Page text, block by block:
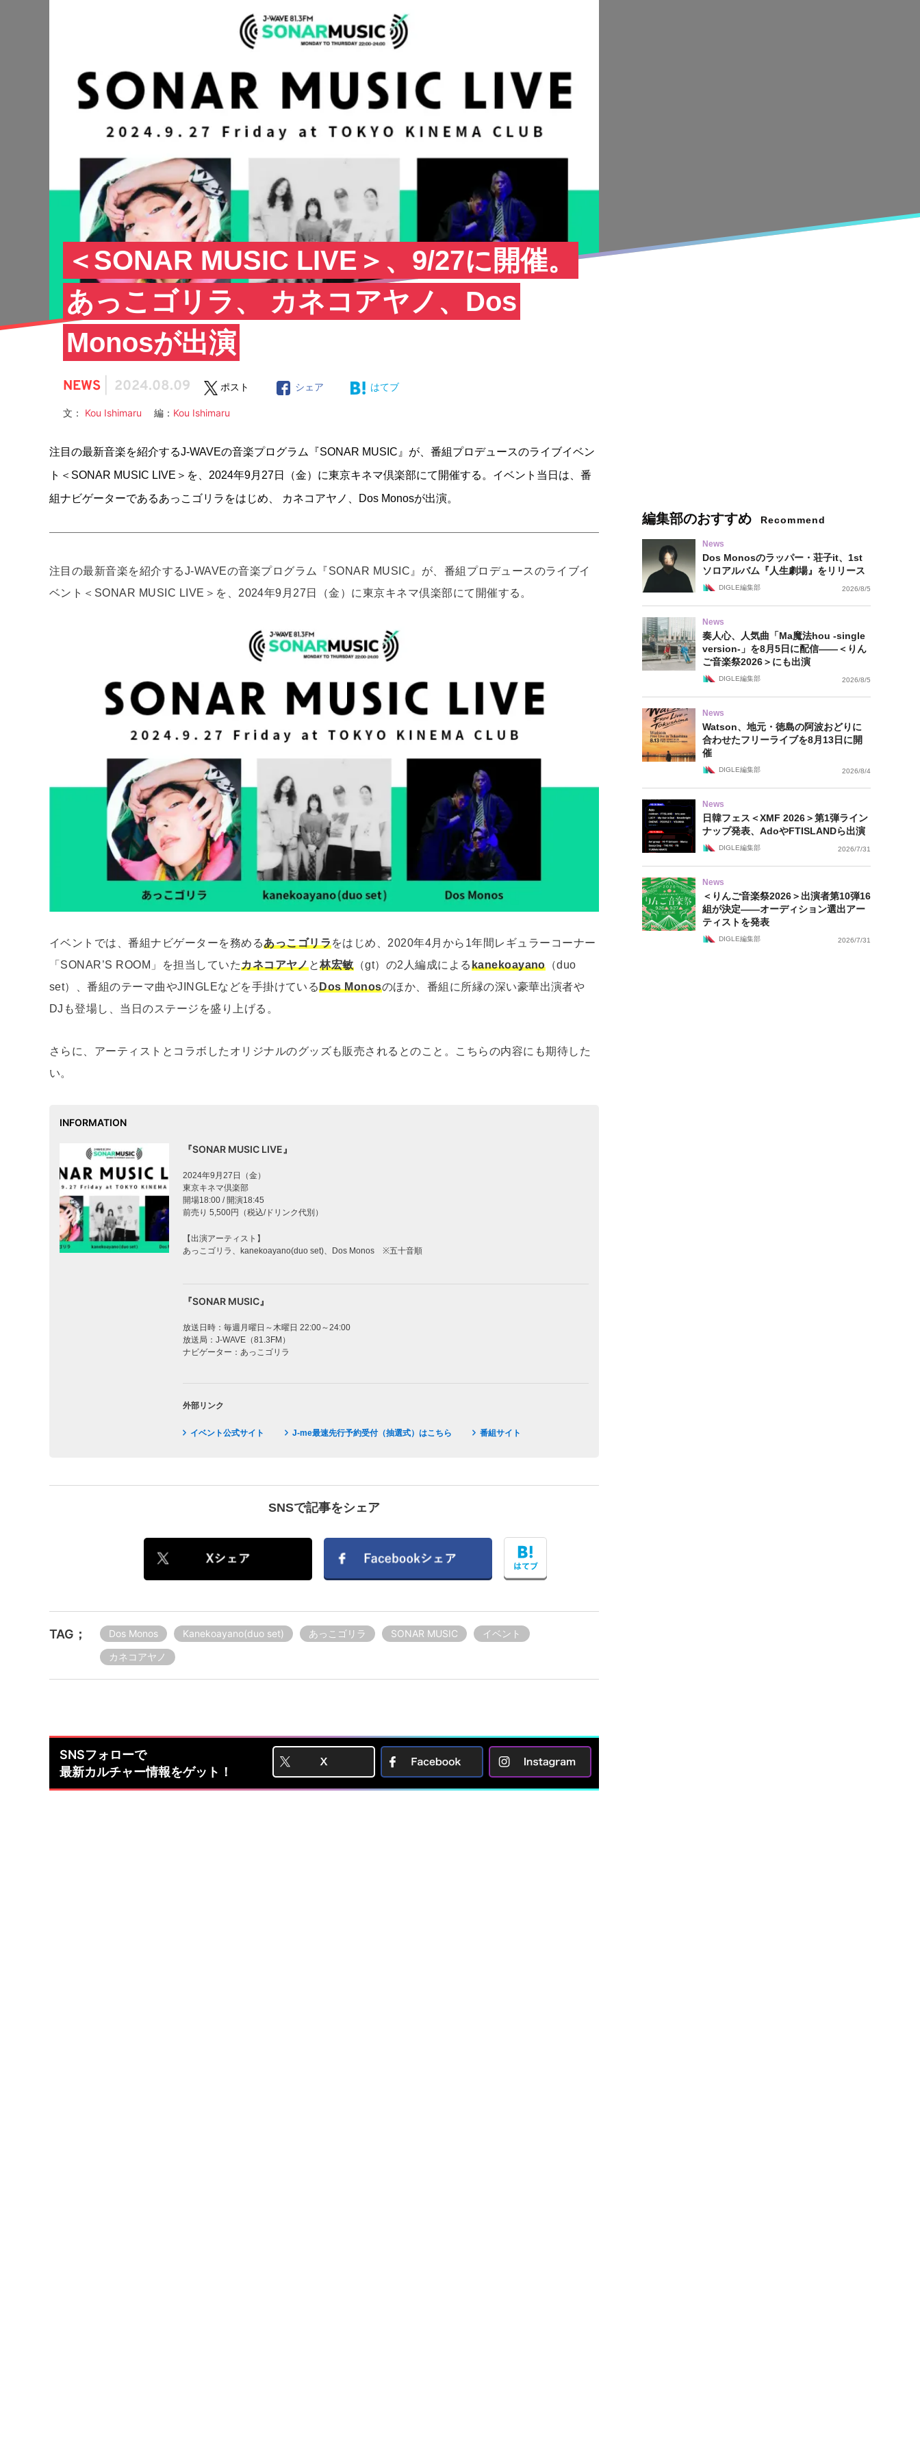
＜SONAR MUSIC LIVE＞、9/27に開催。
あっこゴリラ、 カネコアヤノ、Dos
Monosが出演
NEWS 2024.08.09 ポスト シェア はてブ
文： Kou Ishimaru 編： Kou Ishimaru
注目の最新音楽を紹介するJ-WAVEの音楽プログラム『SONAR MUSIC』が、番組プロデュースのライブイベン
ト＜SONAR MUSIC LIVE＞を、2024年9月27日（金）に東京キネマ倶楽部にて開催する。イベント当日は、番
組ナビゲーターであるあっこゴリラをはじめ、 カネコアヤノ、Dos Monosが出演。
注目の最新音楽を紹介するJ-WAVEの音楽プログラム『SONAR MUSIC』が、番組プロデュースのライブイ
ベント＜SONAR MUSIC LIVE＞を、2024年9月27日（金）に東京キネマ倶楽部にて開催する。
イベントでは、番組ナビゲーターを務めるあっこゴリラをはじめ、2020年4月から1年間レギュラーコーナー
「SONAR’S ROOM」を担当していたカネコアヤノと林宏敏（gt）の2人編成によるkanekoayano（duo
set）、番組のテーマ曲やJINGLEなどを手掛けているDos Monosのほか、番組に所縁の深い豪華出演者や
DJも登場し、当日のステージを盛り上げる。
さらに、アーティストとコラボしたオリジナルのグッズも販売されるとのこと。こちらの内容にも期待した
い。
INFORMATION
『SONAR MUSIC LIVE』
2024年9月27日（金）
東京キネマ倶楽部
開場18:00 / 開演18:45
前売り 5,500円（税込/ドリンク代別）
【出演アーティスト】
あっこゴリラ、kanekoayano(duo set)、Dos Monos ※五十音順
『SONAR MUSIC』
放送日時：毎週月曜日～木曜日 22:00～24:00
放送局：J-WAVE（81.3FM）
ナビゲーター：あっこゴリラ
外部リンク
イベント公式サイト J-me最速先行予約受付（抽選式）はこちら 番組サイト
SNSで記事をシェア
TAG； Dos Monos Kanekoayano(duo set) あっこゴリラ SONAR MUSIC
イベント
カネコアヤノ
SNSフォローで
最新カルチャー情報をゲット！
編集部のおすすめ Recommend
News
Dos Monosのラッパー・荘子it、1st
ソロアルバム『人生劇場』をリリース
DIGLE編集部 2026/8/5
News
奏人心、人気曲「Ma魔法hou -single
version-」を8月5日に配信——＜りん
ご音楽祭2026＞にも出演
DIGLE編集部 2026/8/5
News
Watson、地元・徳島の阿波おどりに
合わせたフリーライブを8月13日に開
催
DIGLE編集部 2026/8/4
News
日韓フェス＜XMF 2026＞第1弾ライン
ナップ発表、AdoやFTISLANDら出演
DIGLE編集部 2026/7/31
News
＜りんご音楽祭2026＞出演者第10弾16
組が決定——オーディション選出アー
ティストを発表
DIGLE編集部 2026/7/31